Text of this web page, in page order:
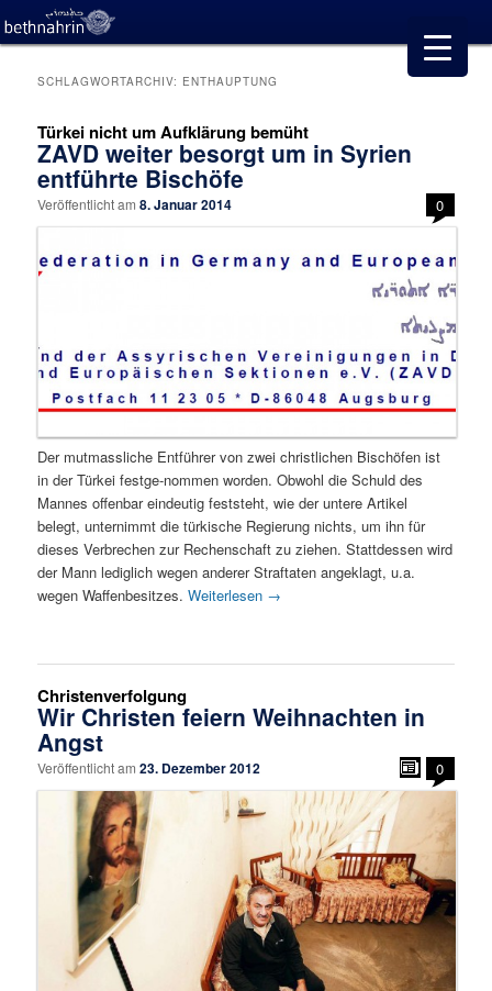
SCHLAGWORTARCHIV: ENTHAUPTUNG
Türkei nicht um Aufklärung bemüht
ZAVD weiter besorgt um in Syrien
entführte Bischöfe
Veröffentlicht am8. Januar 2014 0
Der mutmassliche Entführer von zwei christlichen Bischöfen ist
in der Türkei festge-nommen worden. Obwohl die Schuld des
Mannes offenbar eindeutig feststeht, wie der untere Artikel
belegt, unternimmt die türkische Regierung nichts, um ihn für
dieses Verbrechen zur Rechenschaft zu ziehen. Stattdessen wird
der Mann lediglich wegen anderer Straftaten angeklagt, u.a.
wegen Waffenbesitzes.Weiterlesen →
Christenverfolgung
Wir Christen feiern Weihnachten in
Angst
Veröffentlicht am23. Dezember 2012 0